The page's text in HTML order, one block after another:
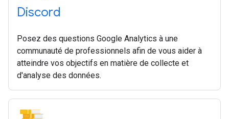
Discord
Posez des questions Google Analytics à une
communauté de professionnels afin de vous aider à
atteindre vos objectifs en matière de collecte et
d'analyse des données.